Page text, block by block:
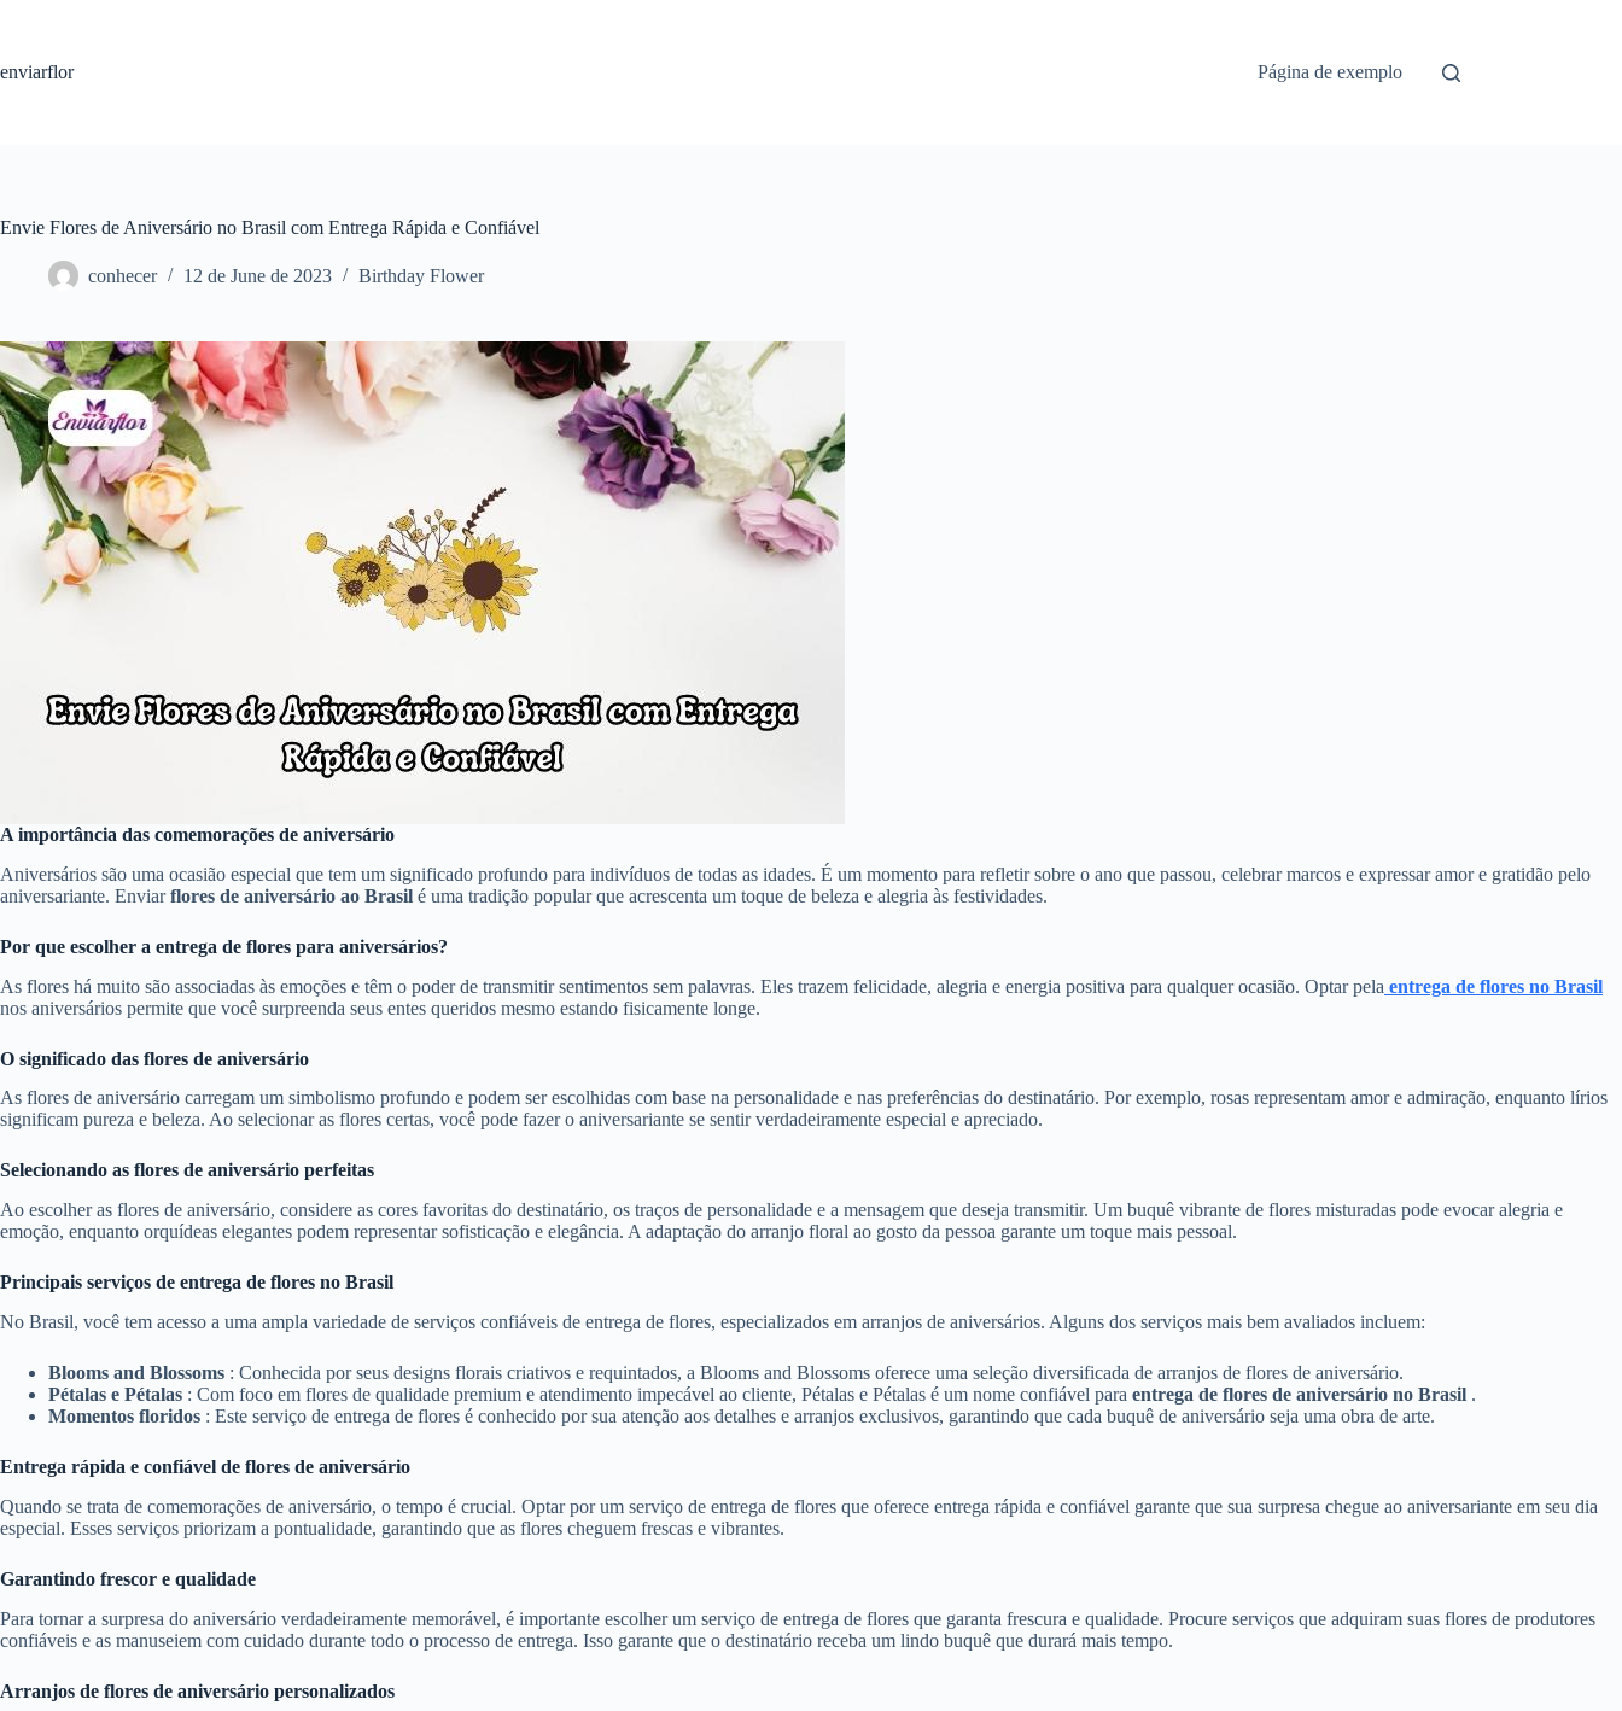
i
e
enviarflor Página de exemplo
Envie Flores de Aniversário no Brasil com Entrega Rápida e Confiável
conhecer 12 de June de 2023 Birthday Flower
A importância das comemorações de aniversário
Aniversários são uma ocasião especial que tem um significado profundo para indivíduos de todas as idades. É um momento para refletir sobre o ano que passou, celebrar marcos e expressar amor e gratidão pelo
aniversariante. Enviarflores de aniversário ao Brasil é uma tradição popular que acrescenta um toque de beleza e alegria às festividades.
Por que escolher a entrega de flores para aniversários?
As flores há muito são associadas às emoções e têm o poder de transmitir sentimentos sem palavras. Eles trazem felicidade, alegria e energia positiva para qualquer ocasião. Optar pela entrega de flores no Brasil
nos aniversários permite que você surpreenda seus entes queridos mesmo estando fisicamente longe.
O significado das flores de aniversário
As flores de aniversário carregam um simbolismo profundo e podem ser escolhidas com base na personalidade e nas preferências do destinatário. Por exemplo, rosas representam amor e admiração, enquanto lírios
significam pureza e beleza. Ao selecionar as flores certas, você pode fazer o aniversariante se sentir verdadeiramente especial e apreciado.
Selecionando as flores de aniversário perfeitas
Ao escolher as flores de aniversário, considere as cores favoritas do destinatário, os traços de personalidade e a mensagem que deseja transmitir. Um buquê vibrante de flores misturadas pode evocar alegria e
emoção, enquanto orquídeas elegantes podem representar sofisticação e elegância. A adaptação do arranjo floral ao gosto da pessoa garante um toque mais pessoal.
Principais serviços de entrega de flores no Brasil
No Brasil, você tem acesso a uma ampla variedade de serviços confiáveis de entrega de flores, especializados em arranjos de aniversários. Alguns dos serviços mais bem avaliados incluem:
Blooms and Blossoms : Conhecida por seus designs florais criativos e requintados, a Blooms and Blossoms oferece uma seleção diversificada de arranjos de flores de aniversário.
Pétalas e Pétalas : Com foco em flores de qualidade premium e atendimento impecável ao cliente, Pétalas e Pétalas é um nome confiável para entrega de flores de aniversário no Brasil .
Momentos floridos : Este serviço de entrega de flores é conhecido por sua atenção aos detalhes e arranjos exclusivos, garantindo que cada buquê de aniversário seja uma obra de arte.
Entrega rápida e confiável de flores de aniversário
Quando se trata de comemorações de aniversário, o tempo é crucial. Optar por um serviço de entrega de flores que oferece entrega rápida e confiável garante que sua surpresa chegue ao aniversariante em seu dia
especial. Esses serviços priorizam a pontualidade, garantindo que as flores cheguem frescas e vibrantes.
Garantindo frescor e qualidade
Para tornar a surpresa do aniversário verdadeiramente memorável, é importante escolher um serviço de entrega de flores que garanta frescura e qualidade. Procure serviços que adquiram suas flores de produtores
confiáveis e as manuseiem com cuidado durante todo o processo de entrega. Isso garante que o destinatário receba um lindo buquê que durará mais tempo.
Arranjos de flores de aniversário personalizados